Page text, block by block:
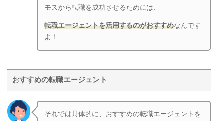
モスから転職を成功させるためには、
転職エージェントを活用するのがおすすめなんです
よ！
おすすめの転職エージェント
それでは具体的に、おすすめの転職エージェントを